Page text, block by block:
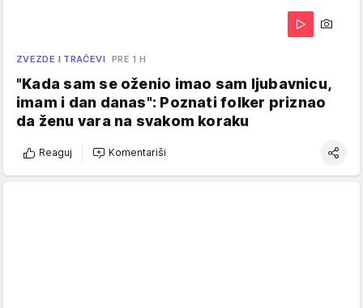
ZVEZDE I TRAČEVI PRE 1 H
"Kada sam se oženio imao sam ljubavnicu,
imam i dan danas": Poznati folker priznao
da ženu vara na svakom koraku
Reaguj Komentariši